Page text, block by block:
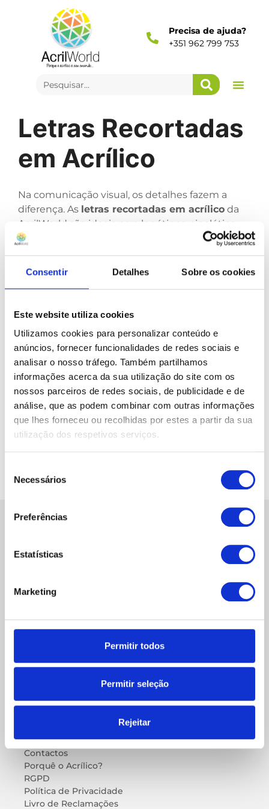
Consentir Detalhes Sobre os cookies
Este website utiliza cookies
Utilizamos cookies para personalizar conteúdo e
anúncios, fornecer funcionalidades de redes sociais e
analisar o nosso tráfego. Também partilhamos
informações acerca da sua utilização do site com os
nossos parceiros de redes sociais, de publicidade e de
análise, que as podem combinar com outras informações
que lhes forneceu ou recolhidas por estes a partir da sua
utilização dos respetivos serviços.
Necessários
Preferências
Estatísticas
Marketing
Permitir todos
Permitir seleção
Rejeitar
Precisa de ajuda?
+351 962 799 753
Letras Recortadas
em Acrílico
Na comunicação visual, os detalhes fazem a
diferença. As letras recortadas em acrílico da
AcrilWorld são ideais para logótipos, sinalética,
letreiros e elementos decorativos.
Disponíveis em várias espessuras, cores e
máxima precisão. Podem ser fixadas em parede,
Produzidas em Lisboa, são perfeitas para
empresas, espaços comerciais, clínicas,
escritórios ou eventos. Dê um toque de
modernidade ao seu espaço com letras em
acrílico personalizadas e duráveis.
+351 214 058 894 (custo de chamada local)
+351 962 799 753 (custo de chamada de acordo
info@acrilworld.pt
Acrilworld - Acrilicos Rua Quinta de Santa
Empresa
Contactos
Porquê o Acrílico?
RGPD
Política de Privacidade
Livro de Reclamações